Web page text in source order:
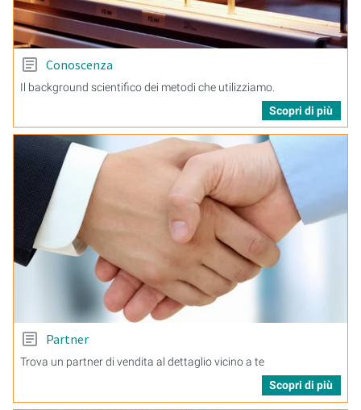
Conoscenza
Il background scientifico dei metodi che utilizziamo.
Scopri di più
Partner
Trova un partner di vendita al dettaglio vicino a te
Scopri di più